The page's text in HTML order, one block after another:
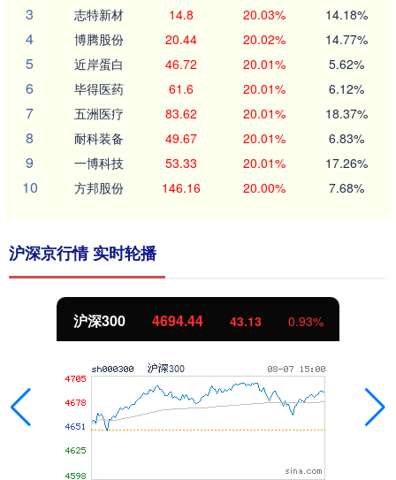
3 志特新材 14.8 20.03% 14.18%
4 博腾股份 20.44 20.02% 14.77%
5 近岸蛋白 46.72 20.01% 5.62%
6 毕得医药 61.6 20.01% 6.12%
7 五洲医疗 83.62 20.01% 18.37%
8 耐科装备 49.67 20.01% 6.83%
9 一博科技 53.33 20.01% 17.26%
10 方邦股份 146.16 20.00% 7.68%
沪深京行情 实时轮播
0.93% 北证50 1134.24